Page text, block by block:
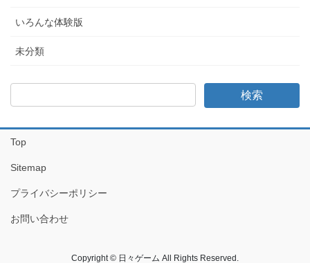
いろんな体験版
未分類
Top
Sitemap
プライバシーポリシー
お問い合わせ
Copyright © 日々ゲーム All Rights Reserved.